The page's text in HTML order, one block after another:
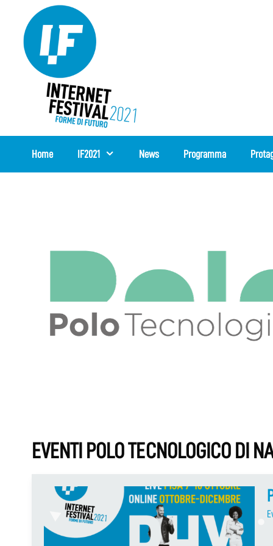
contenuto
Home IF2021 News Programma
EVENTI POLO TECNOLOGICO DI